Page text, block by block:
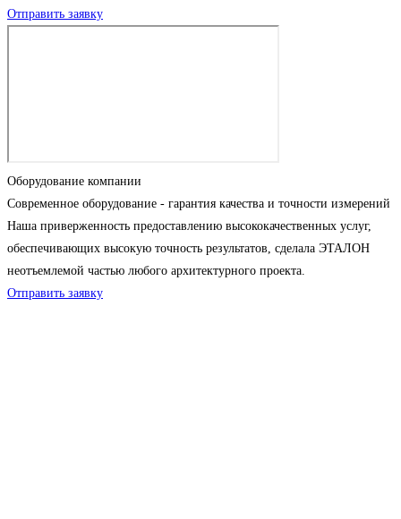
Отправить заявку
Оборудование компании
Современное оборудование - гарантия качества и точности измерений
Наша приверженность предоставлению высококачественных услуг,
обеспечивающих высокую точность результатов, сделала ЭТАЛОН
неотъемлемой частью любого архитектурного проекта.
Отправить заявку